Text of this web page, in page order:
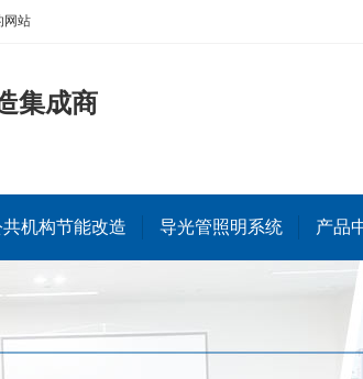
网站
集成商
共机构节能改造 导光管照明系统 产品